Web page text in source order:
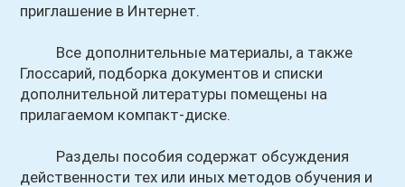
приглашение в Интернет.
Все дополнительные материалы, а также
Глоссарий, подборка документов и списки
дополнительной литературы помещены на
прилагаемом компакт-диске.
Разделы пособия содержат обсуждения
действенности тех или иных методов обучения и